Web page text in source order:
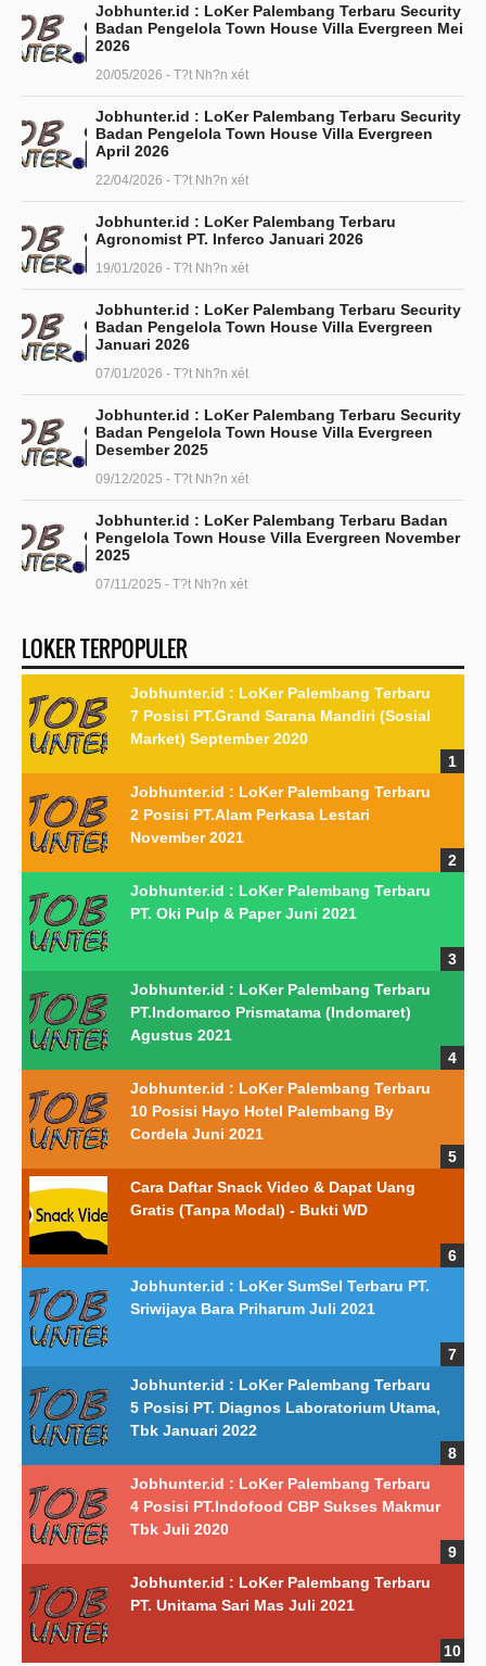
Jobhunter.id : LoKer Palembang Terbaru Security
Badan Pengelola Town House Villa Evergreen Mei
2026
20/05/2026 - T?t Nh?n xét
Jobhunter.id : LoKer Palembang Terbaru Security
Badan Pengelola Town House Villa Evergreen
April 2026
22/04/2026 - T?t Nh?n xét
Jobhunter.id : LoKer Palembang Terbaru
Agronomist PT. Inferco Januari 2026
19/01/2026 - T?t Nh?n xét
Jobhunter.id : LoKer Palembang Terbaru Security
Badan Pengelola Town House Villa Evergreen
Januari 2026
07/01/2026 - T?t Nh?n xét
Jobhunter.id : LoKer Palembang Terbaru Security
Badan Pengelola Town House Villa Evergreen
Desember 2025
09/12/2025 - T?t Nh?n xét
Jobhunter.id : LoKer Palembang Terbaru Badan
Pengelola Town House Villa Evergreen November
2025
07/11/2025 - T?t Nh?n xét
LOKER TERPOPULER
Jobhunter.id : LoKer Palembang Terbaru
7 Posisi PT.Grand Sarana Mandiri (Sosial
Market) September 2020
Jobhunter.id : LoKer Palembang Terbaru
2 Posisi PT.Alam Perkasa Lestari
November 2021
Jobhunter.id : LoKer Palembang Terbaru
PT. Oki Pulp & Paper Juni 2021
Jobhunter.id : LoKer Palembang Terbaru
PT.Indomarco Prismatama (Indomaret)
Agustus 2021
Jobhunter.id : LoKer Palembang Terbaru
10 Posisi Hayo Hotel Palembang By
Cordela Juni 2021
Cara Daftar Snack Video & Dapat Uang
Gratis (Tanpa Modal) - Bukti WD
Jobhunter.id : LoKer SumSel Terbaru PT.
Sriwijaya Bara Priharum Juli 2021
Jobhunter.id : LoKer Palembang Terbaru
5 Posisi PT. Diagnos Laboratorium Utama,
Tbk Januari 2022
Jobhunter.id : LoKer Palembang Terbaru
4 Posisi PT.Indofood CBP Sukses Makmur
Tbk Juli 2020
Jobhunter.id : LoKer Palembang Terbaru
PT. Unitama Sari Mas Juli 2021